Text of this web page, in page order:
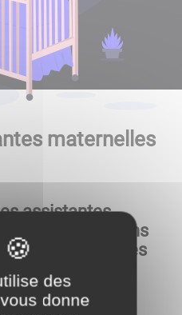
maternelles
assistantes
présentes dans
N'hésitez-pas à les
de besoin.
des
donne